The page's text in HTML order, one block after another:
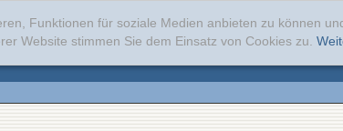
Funktionen für soziale Medien anbieten zu können
Website stimmen Sie dem Einsatz von Cookies zu.